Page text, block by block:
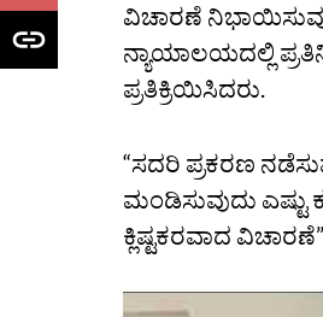
ವಿಚಾರಣೆ
ನ್ಯಾಯಾಲಯದಲ್ಲಿ
ಪ್ರತಿಕ್ರಿಯಿಸಿದರು.
“ಸದರಿ ಪ್ರಕರಣ
ಮಂಡಿಸುವುದು ಎಷ್ಟು
ಕ್ಲಿಷ್ಟಕರವಾದ